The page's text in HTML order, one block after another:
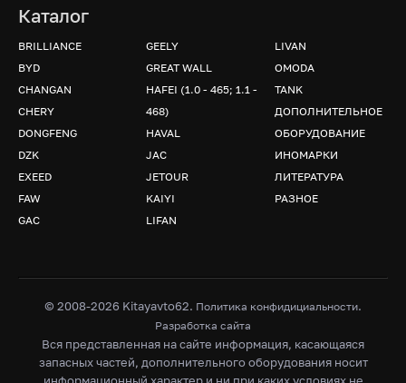
Каталог
BRILLIANCE
BYD
CHANGAN
CHERY
DONGFENG
DZK
EXEED
FAW
GAC
GEELY
GREAT WALL
HAFEI (1.0 - 465; 1.1 -
468)
HAVAL
JAC
JETOUR
KAIYI
LIFAN
LIVAN
OMODA
TANK
ДОПОЛНИТЕЛЬНОЕ
ОБОРУДОВАНИЕ
ИНОМАРКИ
ЛИТЕРАТУРА
РАЗНОЕ
© 2008-2026 Kitayavto62. Политика конфидициальности.
Разработка сайта
Вся представленная на сайте информация, касающаяся
запасных частей, дополнительного оборудования носит